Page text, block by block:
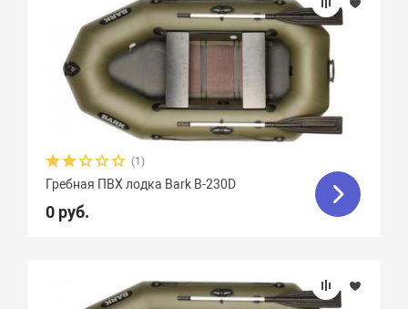
(1)
Гребная ПВХ лодка Bark B-230D
0 руб.